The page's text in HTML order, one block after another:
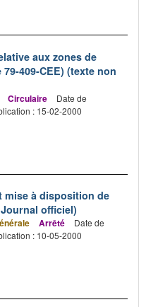
aux zones de
409-CEE) (texte non
Circulaire
Date de
: 15-02-2000
mise à disposition de
officiel)
Arrêté
Date de
: 10-05-2000